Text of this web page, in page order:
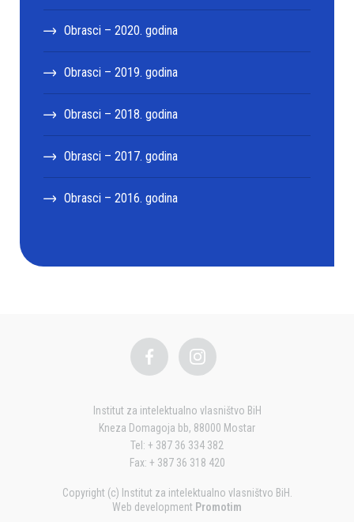
Obrasci – 2020. godina
Obrasci – 2019. godina
Obrasci – 2018. godina
Obrasci – 2017. godina
Obrasci – 2016. godina
Institut za intelektualno vlasništvo BiH
Kneza Domagoja bb, 88000 Mostar
Tel: + 387 36 334 382
Fax: + 387 36 318 420
Copyright (c) Institut za intelektualno vlasništvo BiH.
Web development Promotim